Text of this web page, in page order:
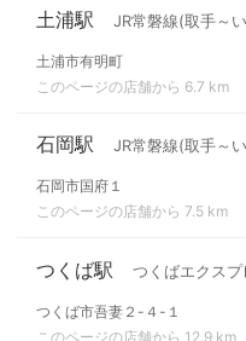
土浦駅 JR常磐線(取手～
土浦市有明町
このページの店舗から 6.7 km
石岡駅 JR常磐線(取手～
石岡市国府１
このページの店舗から 7.5 km
つくば駅 つくばエクスプ
つくば市吾妻２-４-１
このページの店舗から 12.9 km